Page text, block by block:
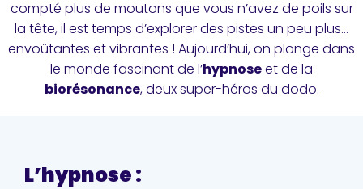
compté plus de moutons que vous n’avez de poils sur
la tête, il est temps d’explorer des pistes un peu plus…
envoûtantes et vibrantes ! Aujourd’hui, on plonge dans
le monde fascinant de l’hypnoseet de la
biorésonance, deux super-héros du dodo.
L’hypnose :